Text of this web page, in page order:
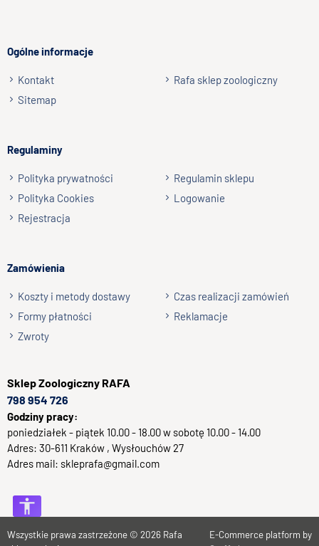
Ogólne informacje
Kontakt
Rafa sklep zoologiczny
Sitemap
Regulaminy
Polityka prywatności
Regulamin sklepu
Polityka Cookies
Logowanie
Rejestracja
Zamówienia
Koszty i metody dostawy
Czas realizacji zamówień
Formy płatności
Reklamacje
Zwroty
SklepZoologiczny RAFA
798 954 726
Godziny pracy:
poniedziałek - piątek 10.00 - 18.00 w sobotę 10.00 - 14.00
Adres: 30-611 Kraków , Wysłouchów 27
Adres mail: skleprafa@gmail.com
Wszystkie prawa zastrzeżone © 2026 Rafa
E-Commerce platform by